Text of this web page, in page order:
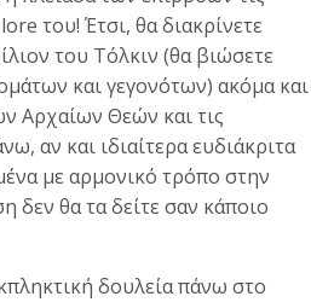
του! Έτσι, θα διακρίνετε
του Τόλκιν (θα βιώσετε
και γεγονότων) ακόμα και
Αρχαίων Θεών και τις
αν και ιδιαίτερα ευδιάκριτα
με αρμονικό τρόπο στην
δεν θα τα δείτε σαν κάποιο
δουλεία πάνω στο